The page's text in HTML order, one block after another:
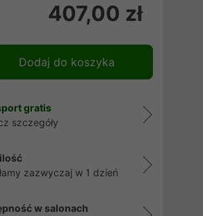
407,00 zł
Dodaj do koszyka
gratis
szczegóły
ilość
zazwyczaj w 1 dzień
w salonach